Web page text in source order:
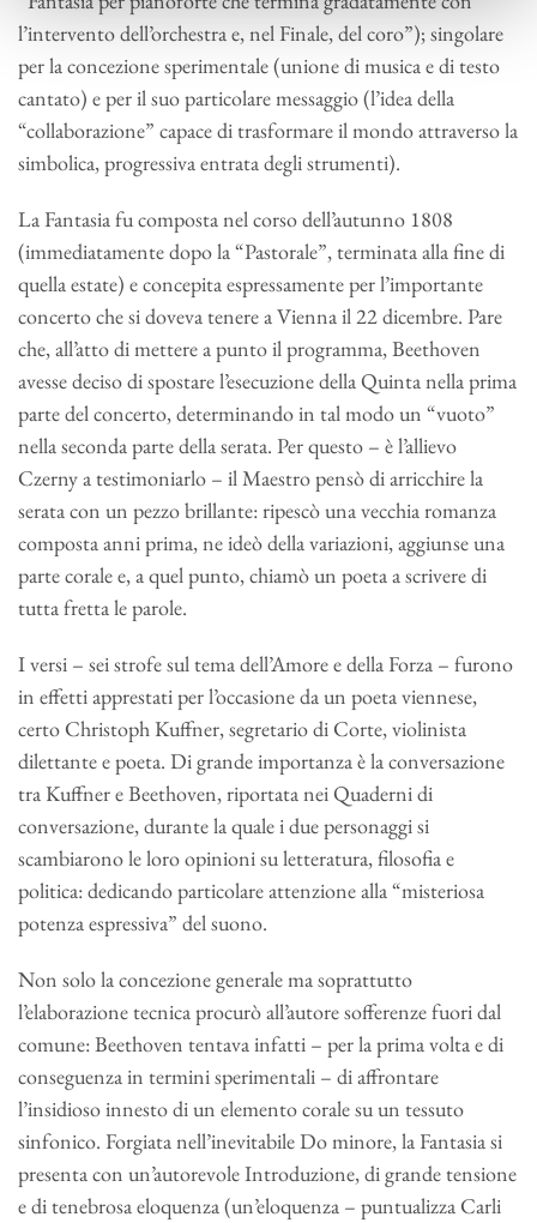
l’intervento dell’orchestra e, nel Finale, del coro”); singolare
per la concezione sperimentale (unione di musica e di testo
cantato) e per il suo particolare messaggio (l’idea della
“collaborazione” capace di trasformare il mondo attraverso la
simbolica, progressiva entrata degli strumenti).
La Fantasia fu composta nel corso dell’autunno 1808
(immediatamente dopo la “Pastorale”, terminata alla fine di
quella estate) e concepita espressamente per l’importante
concerto che si doveva tenere a Vienna il 22 dicembre. Pare
che, all’atto di mettere a punto il programma, Beethoven
avesse deciso di spostare l’esecuzione della Quinta nella prima
parte del concerto, determinando in tal modo un “vuoto”
nella seconda parte della serata. Per questo – è l’allievo
Czerny a testimoniarlo – il Maestro pensò di arricchire la
serata con un pezzo brillante: ripescò una vecchia romanza
composta anni prima, ne ideò della variazioni, aggiunse una
parte corale e, a quel punto, chiamò un poeta a scrivere di
tutta fretta le parole.
I versi – sei strofe sul tema dell’Amore e della Forza – furono
in effetti apprestati per l’occasione da un poeta viennese,
certo Christoph Kuffner, segretario di Corte, violinista
dilettante e poeta. Di grande importanza è la conversazione
tra Kuffner e Beethoven, riportata nei Quaderni di
conversazione, durante la quale i due personaggi si
scambiarono le loro opinioni su letteratura, filosofia e
politica: dedicando particolare attenzione alla “misteriosa
potenza espressiva” del suono.
Non solo la concezione generale ma soprattutto
l’elaborazione tecnica procurò all’autore sofferenze fuori dal
comune: Beethoven tentava infatti – per la prima volta e di
conseguenza in termini sperimentali – di affrontare
l’insidioso innesto di un elemento corale su un tessuto
sinfonico. Forgiata nell’inevitabile Do minore, la Fantasia si
presenta con un’autorevole Introduzione, di grande tensione
e di tenebrosa eloquenza (un’eloquenza – puntualizza Carli